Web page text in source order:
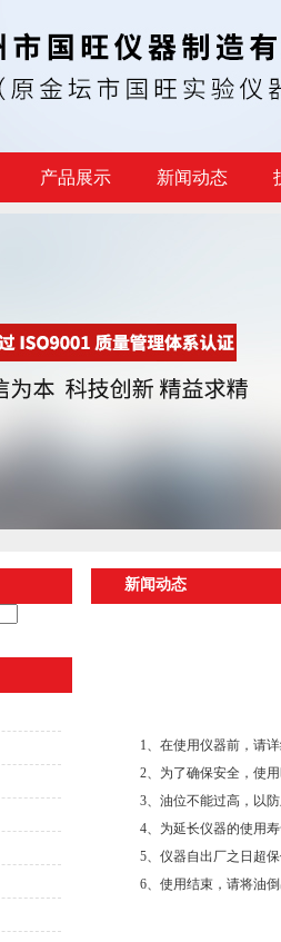
产品展示 新闻动态
新闻动态
1、在使用仪器前，请详
2、为了确保安全，使用
3、油位不能过高，以防
4、为延长仪器的使用寿
5、仪器自出厂之日超保
6、使用结束，请将油倒